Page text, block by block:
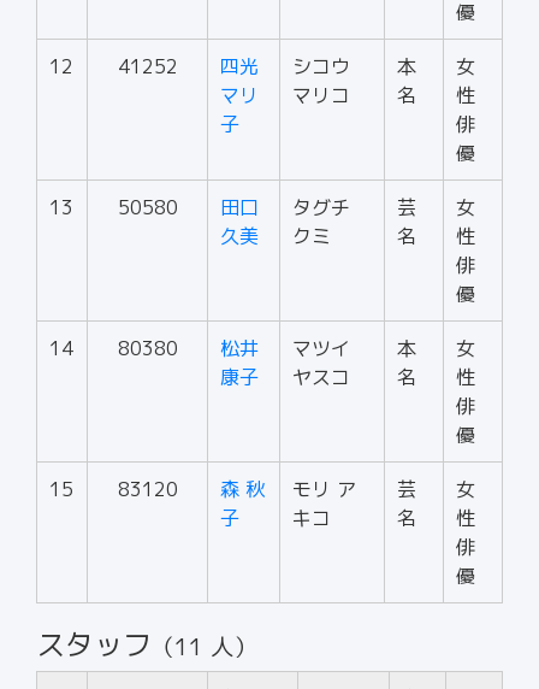
優
12 41252
四光
マリ
子
シコウ
マリコ
本
名
女
性
俳
優
13 50580
田口
久美
タグチ
クミ
芸
名
女
性
俳
優
14 80380
松井
康子
マツイ
ヤスコ
本
名
女
性
俳
優
15 83120
森 秋
子
モリ ア
キコ
芸
名
女
性
俳
優
スタッフ （11 人）